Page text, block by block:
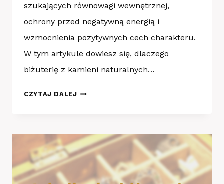
szukających równowagi wewnętrznej,
ochrony przed negatywną energią i
wzmocnienia pozytywnych cech charakteru.
W tym artykule dowiesz się, dlaczego
biżuterię z kamieni naturalnych…
CZYTAJ DALEJDLACZEGO
NATURALNYCH?